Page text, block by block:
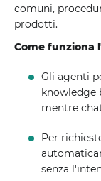
comuni,
prodotti.
Come funziona
Gli agenti
knowledge
mentre
Per
senza